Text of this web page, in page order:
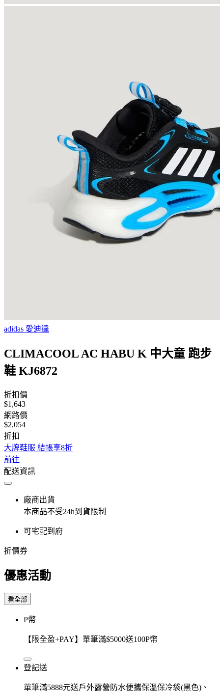
adidas 愛迪達
CLIMACOOL AC HABU K 中大童 跑步
鞋 KJ6872
折扣價
$1,643
網路價
$2,054
折扣
大牌鞋服 結帳享8折
前往
配送資訊
廠商出貨
本商品不受24h到貨限制
可宅配到府
折價券
優惠活動
看全部
P幣
【限全盈+PAY】單筆滿$5000送100P幣
登記送
單筆滿5888元送戶外露營防水便攜保溫保冷袋(黑色)、